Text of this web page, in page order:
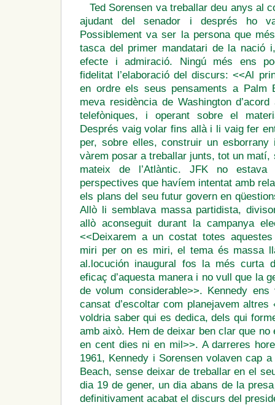
Ted Sorensen va treballar deu anys al
ajudant del senador i després ho
Possiblement va ser la persona que
tasca del primer mandatari de la nació
efecte i admiració. Ningú més ens
fidelitat l’elaboració del discurs: <<Al
en ordre els seus pensaments a Palm
meva residència de Washington
telefòniques, i operant sobre el
Després vaig volar fins allà i li vaig fer
per, sobre elles, construir un
vàrem posar a treballar junts, tot un matí,
mateix de l’Atlàntic. JFK no
perspectives que havíem intentat amb
els plans del seu futur govern en
Allò li semblava massa partidista,
allò aconseguit durant la campanya
<<Deixarem a un costat totes
miri per on es miri, el tema és massa
al.locución inaugural fos la més curta
eficaç d’aquesta manera i no vull que la
de volum considerable>>. Kennedy
cansat d’escoltar com planejavem
voldria saber qui es dedica, dels qui
amb això. Hem de deixar ben clar que
en cent dies ni en mil>>. A darreres
1961, Kennedy i Sorensen volaven cap
Beach, sense deixar de treballar en el
dia 19 de gener, un dia abans de la
definitivament acabat el discurs del